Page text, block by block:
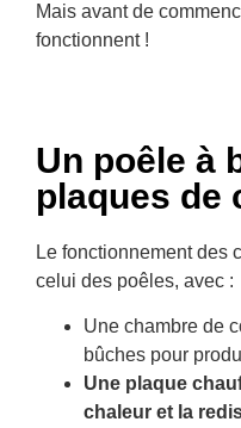
Mais avant de
fonctionnent !
Un poêle à
plaques de
Le fonctionnement des
celui des poêles, avec :
Une chambre de
bûches pour
Une plaque
chaleur et la